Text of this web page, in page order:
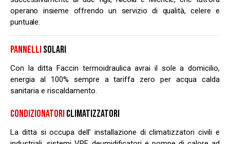
operano insieme offrendo un servizio di qualità, celere e
puntuale.
PANNELLISOLARI
Con la ditta Faccin termoidraulica avrai il sole a domicilio,
energia al 100% sempre a tariffa zero per acqua calda
sanitaria e riscaldamento.
CONDIZIONATORICLIMATIZZATORI
La ditta si occupa dell’ installazione di climatizzatori civili e